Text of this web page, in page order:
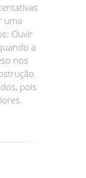
uma
Ouvir
a
nos
pois